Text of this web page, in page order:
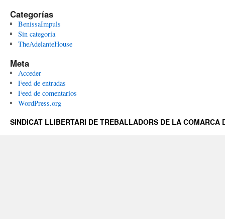
Categorías
BenissaImpuls
Sin categoría
TheAdelanteHouse
Meta
Acceder
Feed de entradas
Feed de comentarios
WordPress.org
SINDICAT LLIBERTARI DE TREBALLADORS DE LA